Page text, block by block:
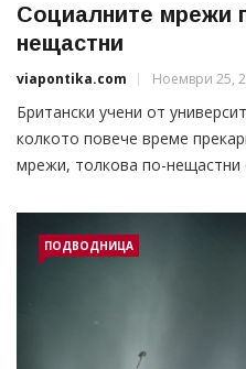
Социалните мрежи
нещастни
viapontika.com Ноември 25,
Британски учени от
колкото повече време
мрежи, толкова по-нещастни
ПОДВОДНИЦА